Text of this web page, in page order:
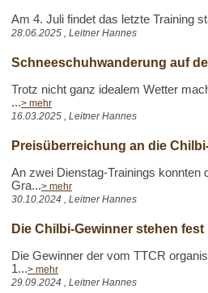
Am 4. Juli findet das letzte Training
28.06.2025 , Leitner Hannes
Schneeschuhwanderung auf
Trotz nicht ganz idealem Wetter
...> mehr
16.03.2025 , Leitner Hannes
Preisüberreichung an die
An zwei Dienstag-Trainings konnten
Gra...> mehr
30.10.2024 , Leitner Hannes
Die Chilbi-Gewinner stehen fest
Die Gewinner der vom TTCR
1...> mehr
29.09.2024 , Leitner Hannes